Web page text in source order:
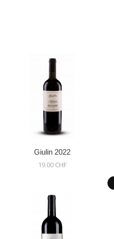
Giulin 2022
19.00 CHF